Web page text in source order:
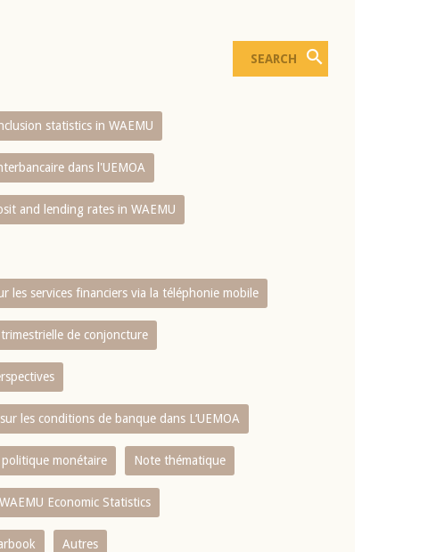
statistics in WAEMU
dans l'UEMOA
and lending rates in WAEMU
les services financiers via la téléphonie mobile
de conjoncture
les conditions de banque dans L‘UEMOA
monétaire Note thématique
Economic Statistics
Autres